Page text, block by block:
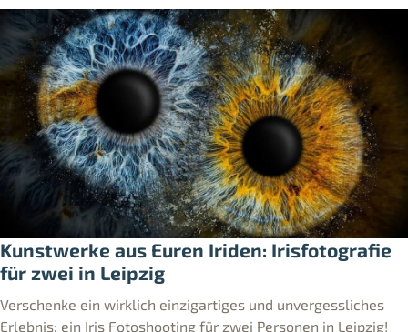
Kunstwerke aus Euren Iriden: Irisfotografie
für zwei in Leipzig
Verschenke ein wirklich einzigartiges und unvergessliches
Erlebnis: ein Iris Fotoshooting für zwei Personen in Leipzig!